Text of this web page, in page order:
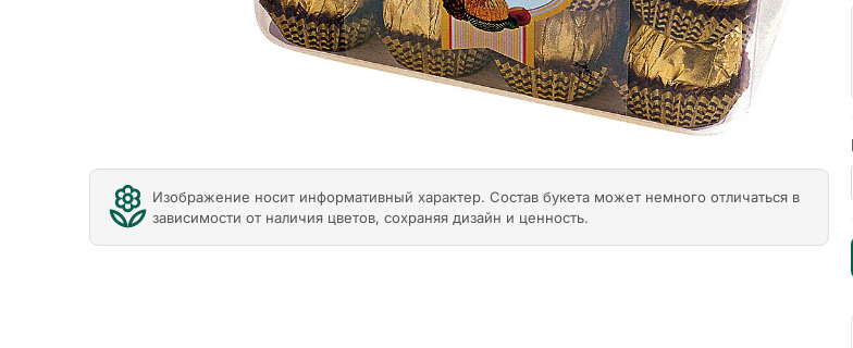
Изображение носит информативный характер. Состав букета может немного отличаться в
зависимости от наличия цветов, сохраняя дизайн и ценность.